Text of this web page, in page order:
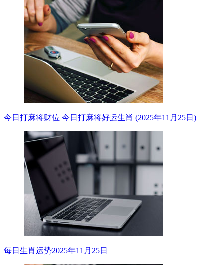
今日打麻将财位 今日打麻将好运生肖 (2025年11月25日)
每日生肖运势2025年11月25日